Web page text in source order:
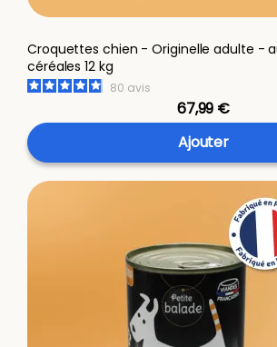
Croquettes chien - Originelle adulte -
céréales 12 kg
80 avis
67,99 €
Ajouter